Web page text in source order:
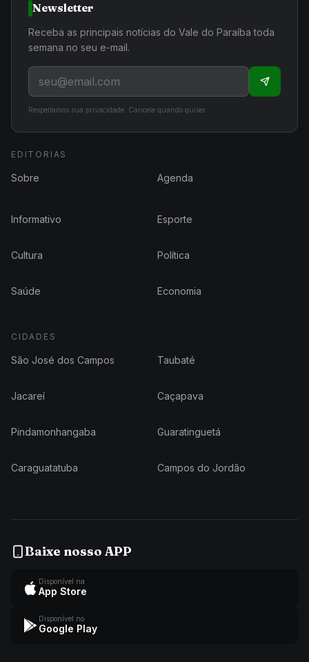
Newsletter
Receba as principais notícias do Vale do Paraíba toda
semana no seu e-mail.
Respeitamos sua privacidade. Cancele quando quiser.
EDITORIAS
Sobre Agenda
Informativo Esporte
Cultura Política
Saúde Economia
CIDADES
São José dos Campos Taubaté
Jacareí Caçapava
Pindamonhangaba Guaratinguetá
Caraguatatuba Campos do Jordão
Baixe nosso APP
Disponível na
App Store
Disponível no
Google Play